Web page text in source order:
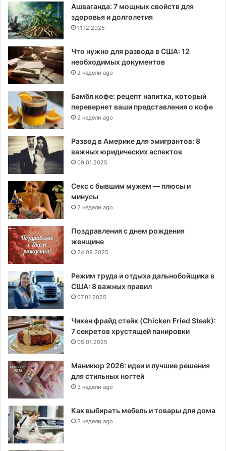
Ашваганда: 7 мощных свойств для
здоровья и долголетия
11.12.2025
Что нужно для развода в США: 12
необходимых документов
2 недели ago
Бамбл кофе: рецепт напитка, который
перевернет ваши представления о кофе
2 недели ago
Развод в Америке для эмигрантов: 8
важных юридических аспектов
09.01.2025
Секс с бывшим мужем — плюсы и
минусы
2 недели ago
Поздравления с днем рождения
женщине
24.09.2025
Режим труда и отдыха дальнобойщика в
США: 8 важных правил
07.01.2025
Чикен фрайд стейк (Chicken Fried Steak):
7 секретов хрустящей панировки
05.01.2025
Маникюр 2026: идеи и лучшие решения
для стильных ногтей
3 недели ago
Как выбирать мебель и товары для дома
3 недели ago